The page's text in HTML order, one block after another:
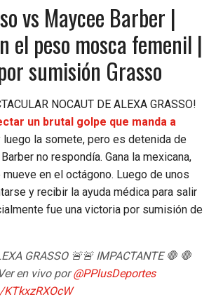
vs Maycee Barber |
el peso mosca femenil |
sumisión Grasso
NOCAUT DE ALEXA GRASSO!
un brutal golpe que manda a
luego la somete, pero es detenida de
no respondía. Gana la mexicana,
en el octágono. Luego de unos
y recibir la ayuda médica para salir
fue una victoria por sumisión de
GRASSO 🚨🚨 IMPACTANTE 🛑 🛑
en vivo por@PPlusDeportes